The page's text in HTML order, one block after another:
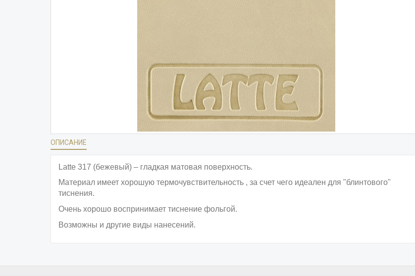
ОПИСАНИЕ
Latte 317 (бежевый) – гладкая матовая поверхность.
Материал имеет хорошую термочувствительность , за счет чего идеален для "блинтового"
тиснения.
Очень хорошо воспринимает тиснение фольгой.
Возможны и другие виды нанесений.